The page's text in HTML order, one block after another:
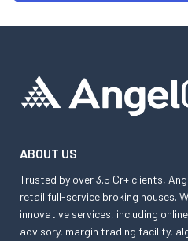
ABOUT US
Trusted by over 3.5 Cr+ clients,
retail full-service broking houses.
innovative services, including
advisory, margin trading facility,